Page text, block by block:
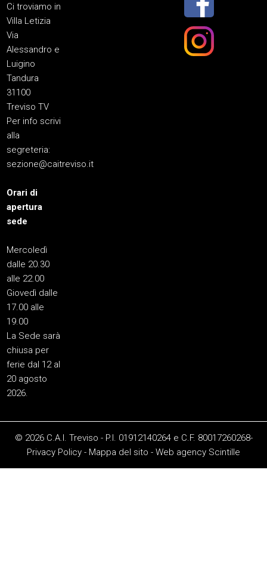
Ci troviamo in
Villa Letizia
Via
Alessandro e
Luigino
Tandura
31100
Treviso TV
Per info scrivi
alla
segreteria:
sezione@caitreviso.it
Orari di
apertura
sede
Mercoledì
dalle 20.30
alle 22.00
Giovedì dalle
17.00 alle
19.00
La Sede sarà
chiusa per
ferie dal 12 al
20 agosto
2026.
© 2026 C.A.I. Treviso - P.I. 01912140264 e C.F. 80017260268-
Privacy Policy - Mappa del sito - Web agency Scintille